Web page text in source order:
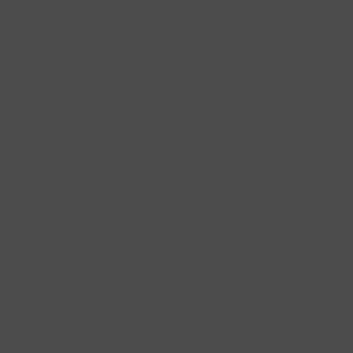
mit einer feinastigen Struktur. Im Gegensatz zu
verleiht dem Garten eine zarte, malerische
Mit zunehmendem Alter lösen sich einzelne
prägt in Kombination mit der aparten Blüte den
seines Laubs. Dieses strahlt in